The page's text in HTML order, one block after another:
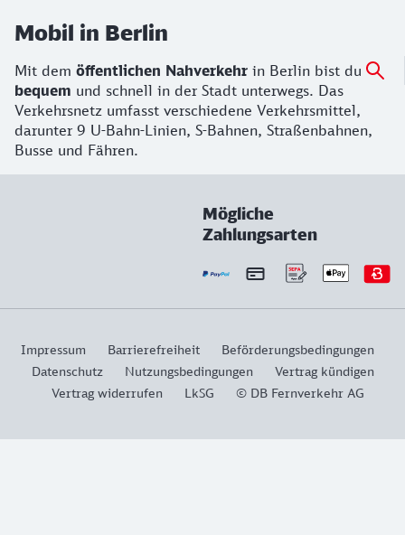
Mobil in Berlin
Mit dem öffentlichen Nahverkehr in Berlin bist du
bequem und schnell in der Stadt unterwegs. Das
Verkehrsnetz umfasst verschiedene Verkehrsmittel,
darunter 9 U-Bahn-Linien, S-Bahnen, Straßenbahnen,
Busse und Fähren.
Mögliche
Zahlungsarten
Impressum Barrierefreiheit
Beförderungsbedingungen
Datenschutz
Nutzungsbedingungen
Vertrag kündigen
Vertrag widerrufen
LkSG © DB Fernverkehr AG